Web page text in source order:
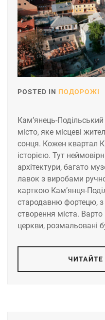
POSTED IN ПОДОРОЖІ
Кам’янець-
місто, яке місцеві
сонця. Кожен квартал
історією. Тут
архітектури, багато
лавок з виробами
карткою Кам’янця-
стародавню фортецю, з
створення міста.
церкви, розмальовані
ЧИТАЙТЕ